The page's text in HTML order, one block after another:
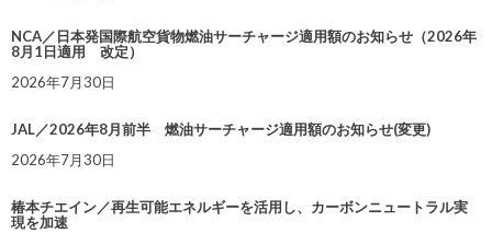
NCA／日本発国際航空貨物燃油サーチャージ適用額のお知らせ（2026年
8月1日適用 改定）
2026年7月30日
JAL／2026年8月前半 燃油サーチャージ適用額のお知らせ(変更)
2026年7月30日
椿本チエイン／再生可能エネルギーを活用し、カーボンニュートラル実
現を加速